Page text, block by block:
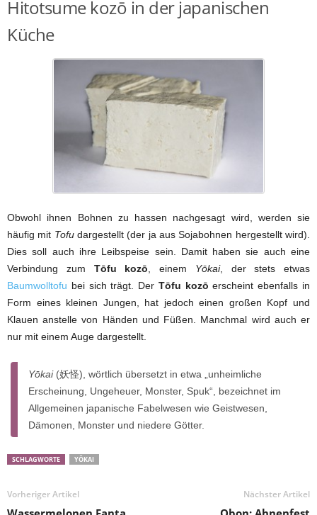
Hitotsume kozō in der japanischen
Küche
Obwohl ihnen Bohnen zu hassen nachgesagt wird, werden sie
häufig mit Tofudargestellt (der ja aus Sojabohnen hergestellt wird).
Dies soll auch ihre Leibspeise sein. Damit haben sie auch eine
Verbindung zum Tōfu kozō, einem Yōkai, der stets etwas
Baumwolltofu bei sich trägt. Der Tōfu kozō erscheint ebenfalls in
Form eines kleinen Jungen, hat jedoch einen großen Kopf und
Klauen anstelle von Händen und Füßen. Manchmal wird auch er
nur mit einem Auge dargestellt.
Yōkai(妖怪), wörtlich übersetzt in etwa „unheimliche
Erscheinung, Ungeheuer, Monster, Spuk“, bezeichnet im
Allgemeinen japanische Fabelwesen wie Geistwesen,
Dämonen, Monster und niedere Götter.
SCHLAGWORTE YŌKAI
Vorheriger Artikel Nächster Artikel